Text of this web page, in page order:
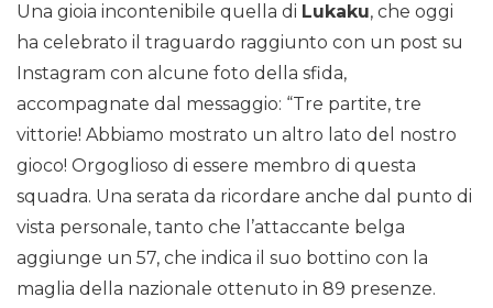
Una gioia incontenibile quella di Lukaku, che oggi
ha celebrato il traguardo raggiunto con un post su
Instagram con alcune foto della sfida,
accompagnate dal messaggio: “Tre partite, tre
vittorie! Abbiamo mostrato un altro lato del nostro
gioco! Orgoglioso di essere membro di questa
squadra. Una serata da ricordare anche dal punto di
vista personale, tanto che l’attaccante belga
aggiunge un 57, che indica il suo bottino con la
maglia della nazionale ottenuto in 89 presenze.